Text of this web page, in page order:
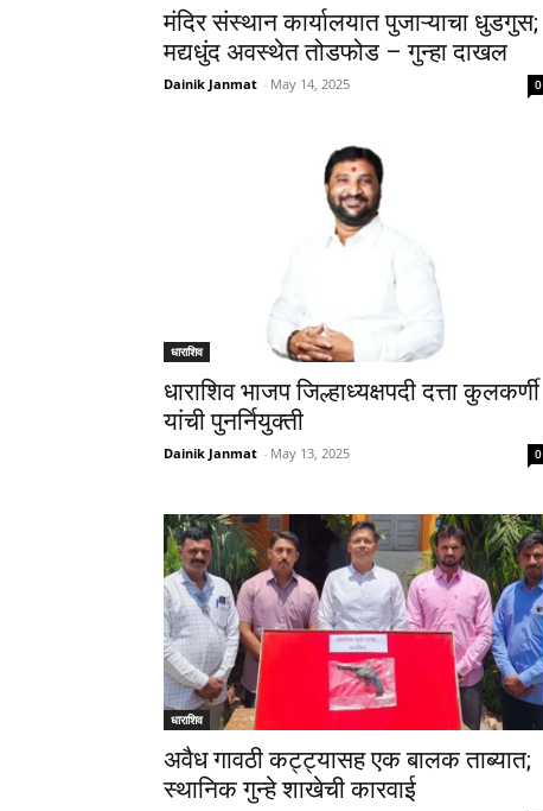
मंदिर संस्थान कार्यालयात पुजाऱ्याचा धुडगुस;
मद्यधुंद अवस्थेत तोडफोड – गुन्हा दाखल
Dainik Janmat - May 14, 2025 0
धाराशिव
धाराशिव भाजप जिल्हाध्यक्षपदी दत्ता कुलकर्णी
यांची पुनर्नियुक्ती
Dainik Janmat - May 13, 2025 0
धाराशिव
अवैध गावठी कट्ट्यासह एक बालक ताब्यात;
स्थानिक गुन्हे शाखेची कारवाई